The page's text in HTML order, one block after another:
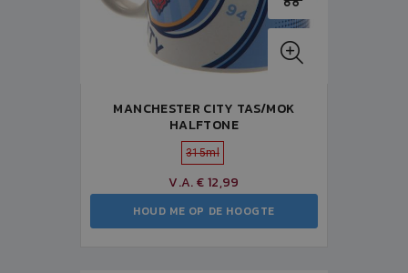
MANCHESTER CITY TAS/MOK
HALFTONE
315ml
V.A. € 12,99
HOUD ME OP DE HOOGTE